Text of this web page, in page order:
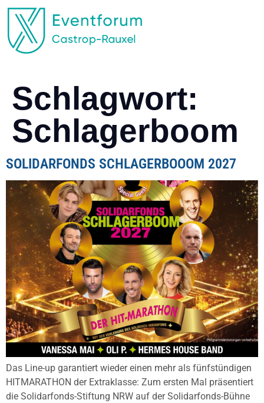
Schlagwort:
Schlagerboom
SOLIDARFONDS SCHLAGERBOOOM 2027
Das Line-up garantiert wieder einen mehr als fünfstündigen
HITMARATHON der Extraklasse: Zum ersten Mal präsentiert
die Solidarfonds-Stiftung NRW auf der Solidarfonds-Bühne